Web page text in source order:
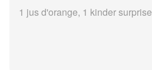
1 jus d'orange, 1 kinder surprise